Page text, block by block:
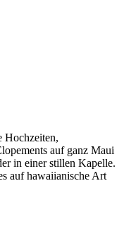
Hochzeiten,
auf ganz Maui
in einer stillen Kapelle.
auf hawaiianische Art